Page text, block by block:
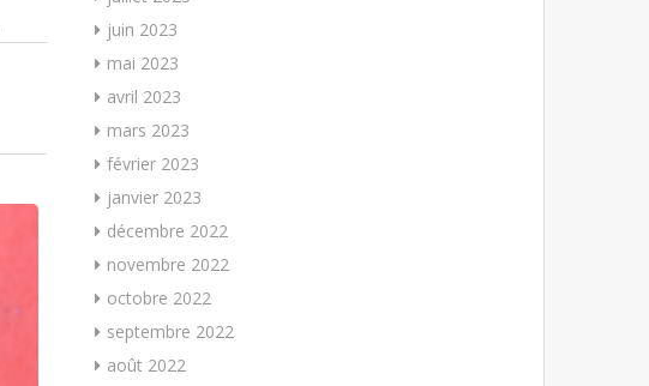
juin 2023
mai 2023
avril 2023
mars 2023
février 2023
janvier 2023
décembre 2022
novembre 2022
octobre 2022
septembre 2022
août 2022